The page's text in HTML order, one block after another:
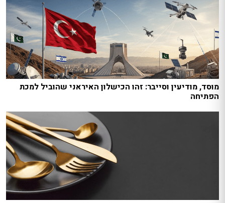
מוסד, מודיעין וסייבר: זהו הכישלון האיראני שהוביל למכת
הפתיחה